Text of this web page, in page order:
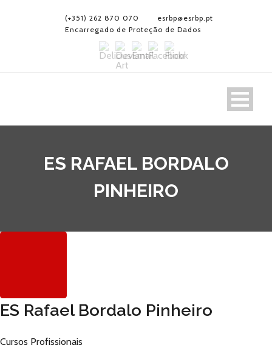
(+351) 262 870 070
esrbp@esrbp.pt
Encarregado de Proteção de Dados
ES RAFAEL BORDALO
PINHEIRO
ES Rafael Bordalo Pinheiro
Cursos Profissionais